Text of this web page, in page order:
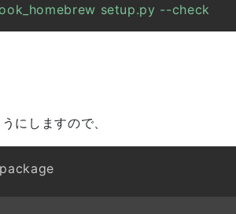
setup.py --check
にしますので、